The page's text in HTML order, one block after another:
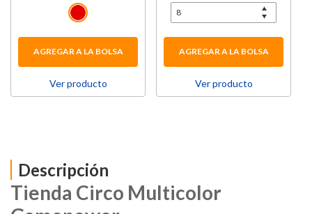
AGREGAR A LA BOLSA
Ver producto
AGREGAR A LA BOLSA
Ver producto
Descripción
Tienda Circo Multicolor